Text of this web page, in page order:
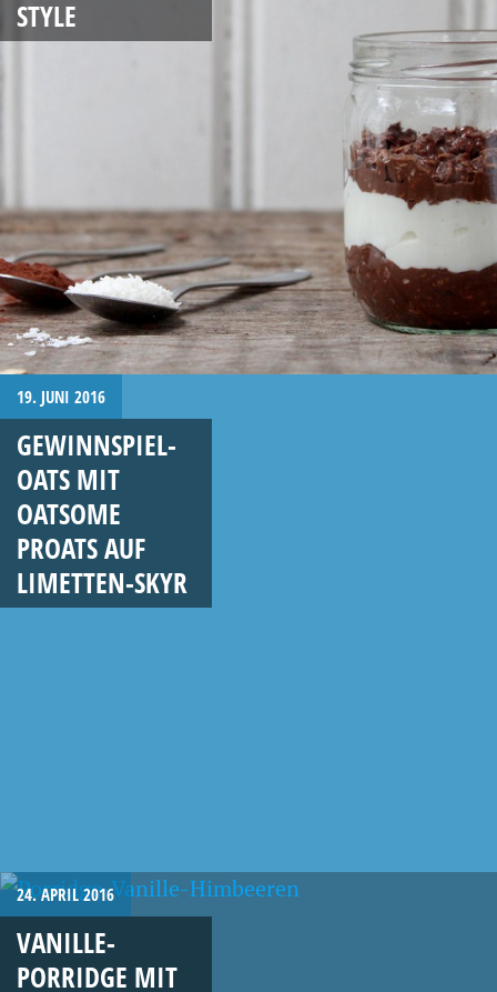
STYLE
19. JUNI 2016
GEWINNSPIEL-
OATS MIT
OATSOME
PROATS AUF
LIMETTEN-SKYR
24. APRIL 2016
VANILLE-
PORRIDGE MIT